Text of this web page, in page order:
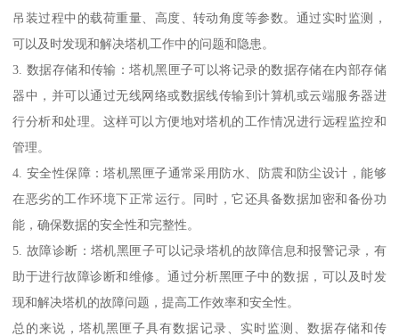
吊装过程中的载荷重量、高度、转动角度等参数。通过实时监测，
可以及时发现和解决塔机工作中的问题和隐患。
3. 数据存储和传输：塔机黑匣子可以将记录的数据存储在内部存储
器中，并可以通过无线网络或数据线传输到计算机或云端服务器进
行分析和处理。这样可以方便地对塔机的工作情况进行远程监控和
管理。
4. 安全性保障：塔机黑匣子通常采用防水、防震和防尘设计，能够
在恶劣的工作环境下正常运行。同时，它还具备数据加密和备份功
能，确保数据的安全性和完整性。
5. 故障诊断：塔机黑匣子可以记录塔机的故障信息和报警记录，有
助于进行故障诊断和维修。通过分析黑匣子中的数据，可以及时发
现和解决塔机的故障问题，提高工作效率和安全性。
总的来说，塔机黑匣子具有数据记录、实时监测、数据存储和传